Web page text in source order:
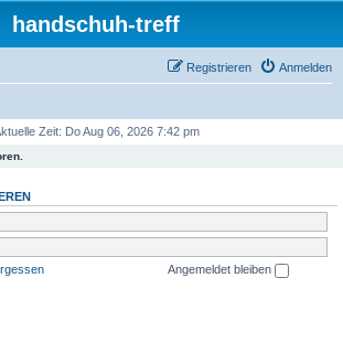
handschuh-treff
Anmelden
Registrieren
Zeit: Do Aug 06, 2026 7:42 pm
Angemeldet bleiben